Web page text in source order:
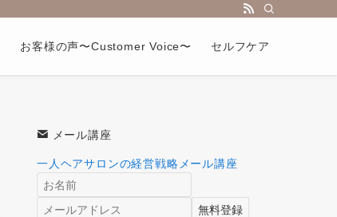
お客様の声〜Customer Voice〜 セルフケア
メール講座
一人ヘアサロンの経営戦略メール講座